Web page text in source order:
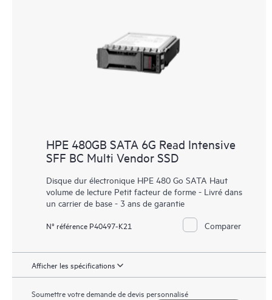
HPE 480GB SATA 6G Read Intensive
SFF BC Multi Vendor SSD
Disque dur électronique HPE 480 Go SATA Haut
volume de lecture Petit facteur de forme - Livré dans
un carrier de base - 3 ans de garantie
N° référence P40497-K21 Comparer
Afficher les spécifications
Soumettre votre demande de devis personnalisé